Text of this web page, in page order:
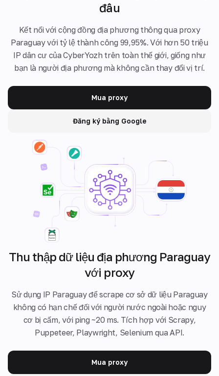
đâu
Kết nối với cộng đồng địa phương thông qua proxy
Paraguay với tỷ lệ thành công 99,95%. Với hơn 50 triệu
IP dân cư của CyberYozh trên toàn thế giới, giống như
bạn là người địa phương mà không cần thay đổi vị trí.
Mua proxy
Đăng ký bằng Google
Thu thập dữ liệu địa phương Paraguay
với proxy
Sử dụng IP Paraguay để scrape cơ sở dữ liệu Paraguay
không có hạn chế đối với người nước ngoài hoặc nguy
cơ bị cấm, với ping ~20 ms. Tích hợp với Scrapy,
Puppeteer, Playwright, Selenium qua API.
Mua proxy